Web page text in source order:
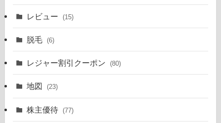
レビュー (15)
脱毛 (6)
レジャー割引クーポン (80)
地図 (23)
株主優待 (77)